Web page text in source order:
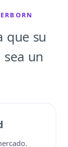
que su
un